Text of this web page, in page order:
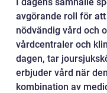
avgörande roll för
nödvändig vård och
vårdcentraler och
dagen, tar
erbjuder vård när
kombination av